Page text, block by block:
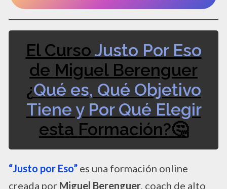
El Curso Justo Por Eso
de Miguel Berenguer
¿Qué es, Qué Objetivo
Tiene y Por Qué Elegir
esta Formación?🤔
“Justo por Eso” es una formación online
creada por Miguel Berenguer, coach de alto